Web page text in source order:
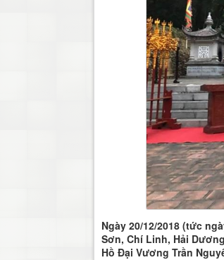
Ngày 20/12/2018 (tức
Sơn, Chí Linh, Hải
Hồ Đại Vương Trần